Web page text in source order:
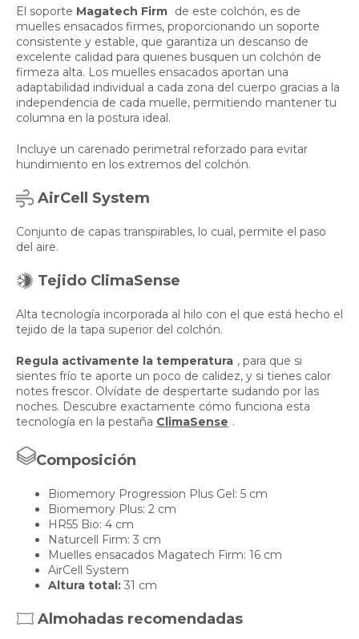
El soporte Magatech Firm de este colchón, es de
muelles ensacados firmes, proporcionando un soporte
consistente y estable, que garantiza un descanso de
excelente calidad para quienes busquen un colchón de
firmeza alta. Los muelles ensacados aportan una
adaptabilidad individual a cada zona del cuerpo gracias a la
independencia de cada muelle, permitiendo mantener tu
columna en la postura ideal.
Incluye un carenado perimetral reforzado para evitar
hundimiento en los extremos del colchón.
AirCell System
Conjunto de capas transpirables, lo cual, permite el paso
del aire.
Tejido ClimaSense
Alta tecnología incorporada al hilo con el que está hecho el
tejido de la tapa superior del colchón.
Regula activamente la temperatura , para que si
sientes frío te aporte un poco de calidez, y si tienes calor
notes frescor. Olvídate de despertarte sudando por las
noches. Descubre exactamente cómo funciona esta
tecnología en la pestaña ClimaSense .
Composición
Biomemory Progression Plus Gel: 5 cm
Biomemory Plus: 2 cm
HR55 Bio: 4 cm
Naturcell Firm: 3 cm
Muelles ensacados Magatech Firm: 16 cm
AirCell System
Altura total: 31 cm
Almohadas recomendadas